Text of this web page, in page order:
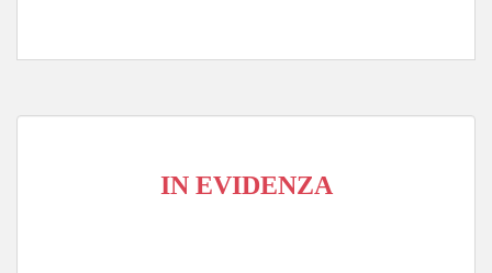
IN EVIDENZA